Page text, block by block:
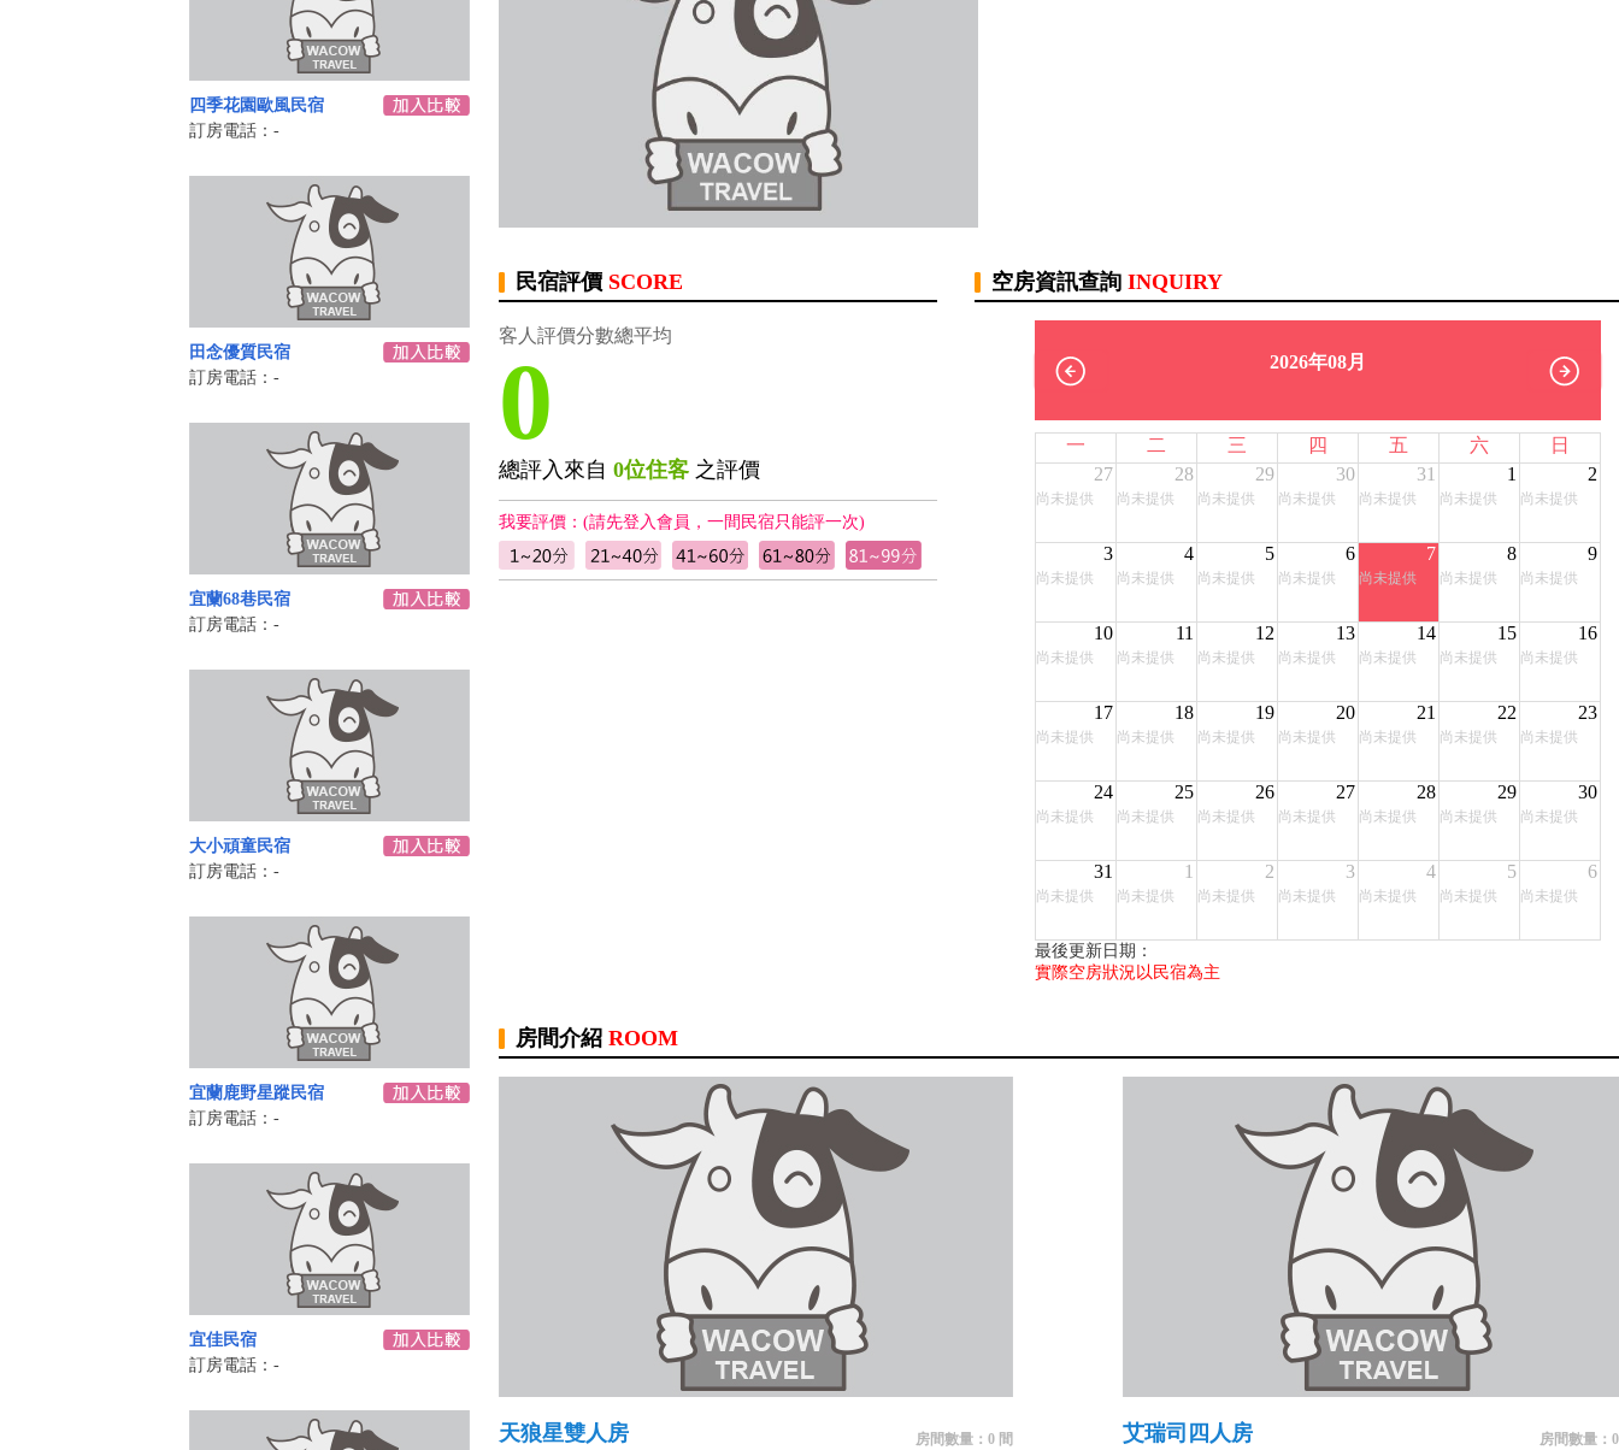
四季花園歐風民宿
訂房電話：-
田念優質民宿
訂房電話：-
宜蘭68巷民宿
訂房電話：-
大小頑童民宿
訂房電話：-
宜蘭鹿野星蹤民宿
訂房電話：-
宜佳民宿
訂房電話：-
民宿評價 SCORE
客人評價分數總平均
0
總評入來自 0位住客 之評價
我要評價：(請先登入會員，一間民宿只能評一次)
空房資訊查詢 INQUIRY
2026年08月
一 二 三 四 五 六
日
27
尚未提供
28
尚未提供
29
尚未提供
30
尚未提供
31
尚未提供
1
尚未提供
2
尚未提供
3
尚未提供
4
尚未提供
5
尚未提供
6
尚未提供
7
尚未提供
8
尚未提供
9
尚未提供
10
尚未提供
11
尚未提供
12
尚未提供
13
尚未提供
14
尚未提供
15
尚未提供
16
尚未提供
17
尚未提供
18
尚未提供
19
尚未提供
20
尚未提供
21
尚未提供
22
尚未提供
23
尚未提供
24
尚未提供
25
尚未提供
26
尚未提供
27
尚未提供
28
尚未提供
29
尚未提供
30
尚未提供
31
尚未提供
1
尚未提供
2
尚未提供
3
尚未提供
4
尚未提供
5
尚未提供
6
尚未提供
最後更新日期：
實際空房狀況以民宿為主
房間介紹 ROOM
天狼星雙人房 房間數量：0 間 艾瑞司四人房 房間數量：